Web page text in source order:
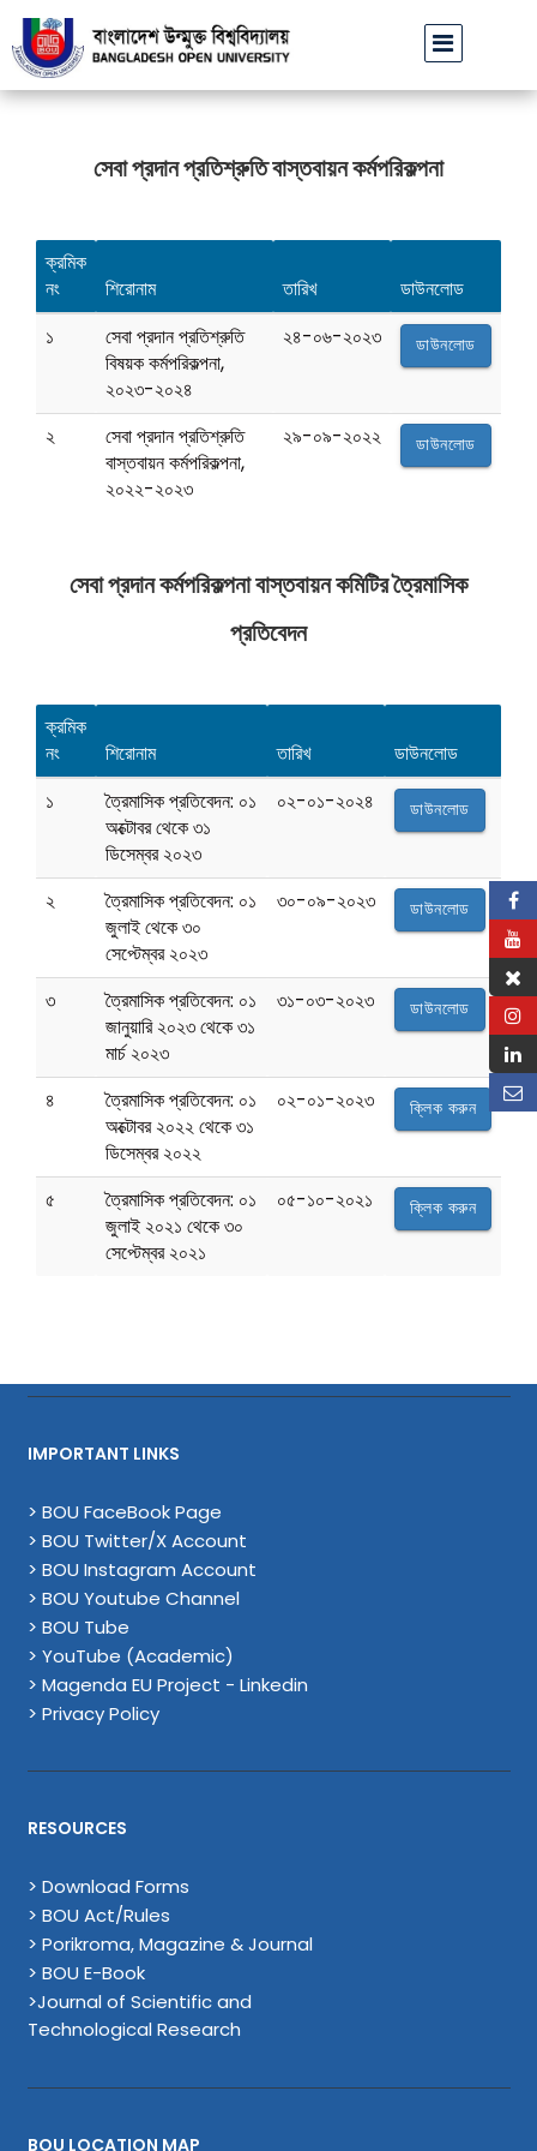
বাউবি উপাচার্যের পরিচয়ে প্রতারণার চেষ্টা: সর্বসাধারণকে সতর্ক
সেবা প্রদান প্রতিশ্রুতি বাস্তবায়ন কর্মপরিকল্পনা
ক্রমিক
নং
শিরোনাম তারিখ
ডাউনলোড
১
সেবা প্রদান প্রতিশ্রুতি
বিষয়ক কর্মপরিকল্পনা,
২০২৩-২০২৪
২৪-০৬-২০২৩ ডাউনলোড
২
সেবা প্রদান প্রতিশ্রুতি
বাস্তবায়ন কর্মপরিকল্পনা,
২০২২-২০২৩
২৯-০৯-২০২২ ডাউনলোড
সেবা প্রদান কর্মপরিকল্পনা বাস্তবায়ন কমিটির ত্রৈমাসিক
প্রতিবেদন
ক্রমিক
নং
শিরোনাম তারিখ
ডাউনলোড
১
ত্রৈমাসিক প্রতিবেদন: ০১
অক্টোবর থেকে ৩১
ডিসেম্বর ২০২৩
০২-০১-২০২৪ ডাউনলোড
২
ত্রৈমাসিক প্রতিবেদন: ০১
জুলাই থেকে ৩০
সেপ্টেম্বর ২০২৩
৩০-০৯-২০২৩ ডাউনলোড
৩
ত্রৈমাসিক প্রতিবেদন: ০১
জানুয়ারি ২০২৩ থেকে ৩১
মার্চ ২০২৩
৩১-০৩-২০২৩ ডাউনলোড
৪
ত্রৈমাসিক প্রতিবেদন: ০১
অক্টোবর ২০২২ থেকে ৩১
ডিসেম্বর ২০২২
০২-০১-২০২৩ ক্লিক করুন
৫
ত্রৈমাসিক প্রতিবেদন: ০১
জুলাই ২০২১ থেকে ৩০
সেপ্টেম্বর ২০২১
০৫-১০-২০২১ ক্লিক করুন
IMPORTANT LINKS
> BOU FaceBook Page
> BOU Twitter/X Account
> BOU Instagram Account
> BOU Youtube Channel
> BOU Tube
> YouTube (Academic)
> Magenda EU Project - Linkedin
> Privacy Policy
RESOURCES
> Download Forms
> BOU Act/Rules
> Porikroma, Magazine & Journal
> BOU E-Book
>Journal of Scientific and
Technological Research
BOU LOCATION MAP